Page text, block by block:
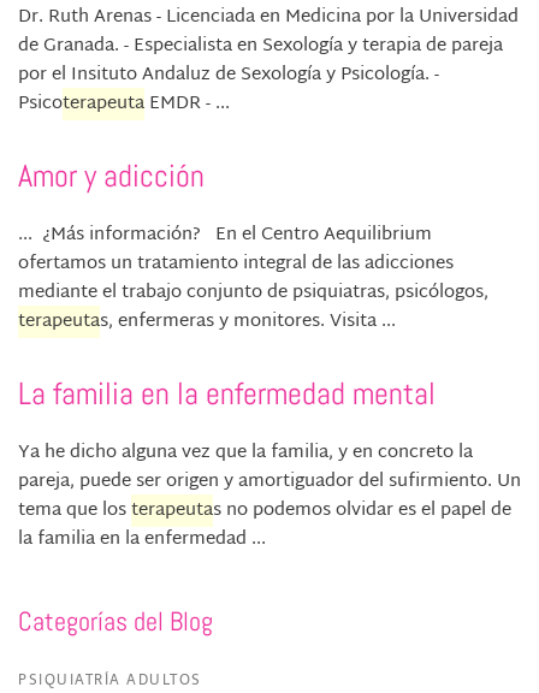
Dr. Ruth Arenas - Licenciada en Medicina por la Universidad
de Granada. - Especialista en Sexología y terapia de pareja
por el Insituto Andaluz de Sexología y Psicología. -
PsicoterapeutaEMDR - ...
Amor y adicción
... ¿Más información? En el Centro Aequilibrium
ofertamos un tratamiento integral de las adicciones
mediante el trabajo conjunto de psiquiatras, psicólogos,
terapeutas, enfermeras y monitores. Visita ...
La familia en la enfermedad mental
Ya he dicho alguna vez que la familia, y en concreto la
pareja, puede ser origen y amortiguador del sufirmiento. Un
tema que losterapeutas no podemos olvidar es el papel de
la familia en la enfermedad ...
Categorías del Blog
PSIQUIATRÍA ADULTOS